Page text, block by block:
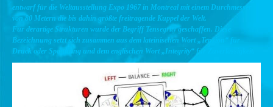
entwarf für die Weltausstellung Expo 1967 in Montreal mit einem Durchmesser
von 80 Metern die bis dahin größte freitragende Kuppel der Welt.
Für derartige Strukturen wurde der Begriff Tensegrity geschaffen. Diese
Bezeichnung setzt sich zusammen aus dem lateinischen Wort „Tension“ für
Druck oder Spannung und dem englischen Wort „Integrity“ für Zuverlässigkeit.